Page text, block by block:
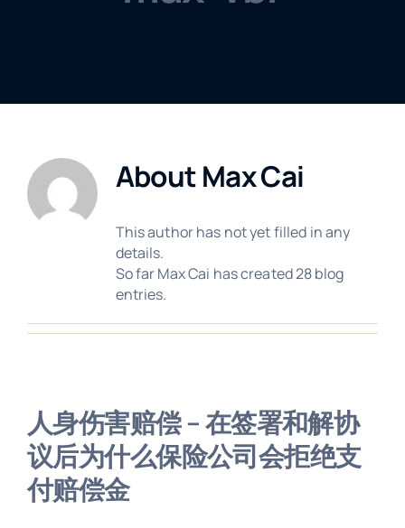
AboutMax Cai
This author has not yet filled in any
details.
So far Max Cai has created 28 blog
entries.
人身伤害赔偿 – 在签署和解协
议后为什么保险公司会拒绝支
付赔偿金